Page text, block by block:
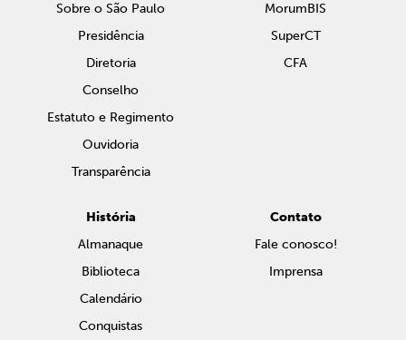
Sobre o São Paulo
Presidência
Diretoria
Conselho
Estatuto e Regimento
Ouvidoria
Transparência
MorumBIS
SuperCT
CFA
História
Almanaque
Biblioteca
Calendário
Conquistas
Contato
Fale conosco!
Imprensa